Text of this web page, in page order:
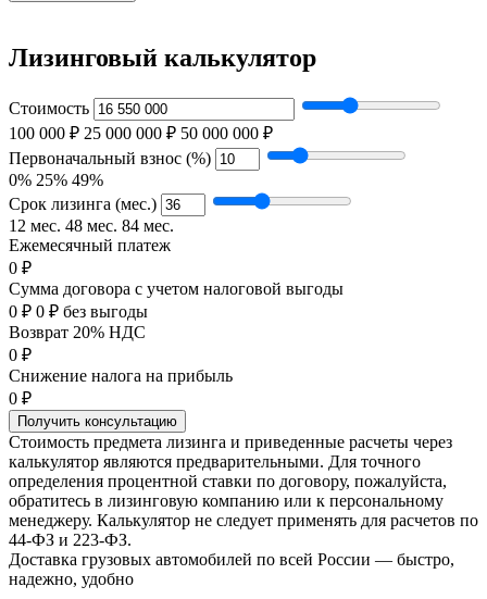
Лизинговый калькулятор
Стоимость
100 000 ₽ 25 000 000 ₽ 50 000 000 ₽
Первоначальный взнос (%)
0% 25% 49%
Срок лизинга (мес.)
12 мес. 48 мес. 84 мес.
Ежемесячный платеж
0 ₽
Сумма договора с учетом налоговой выгоды
0 ₽ 0 ₽ без выгоды
Возврат 20% НДС
0 ₽
Снижение налога на прибыль
0 ₽
Получить консультацию
Стоимость предмета лизинга и приведенные расчеты через
калькулятор являются предварительными. Для точного
определения процентной ставки по договору, пожалуйста,
обратитесь в лизинговую компанию или к персональному
менеджеру. Калькулятор не следует применять для расчетов по
44-ФЗ и 223-ФЗ.
Доставка грузовых автомобилей по всей России — быстро,
надежно, удобно